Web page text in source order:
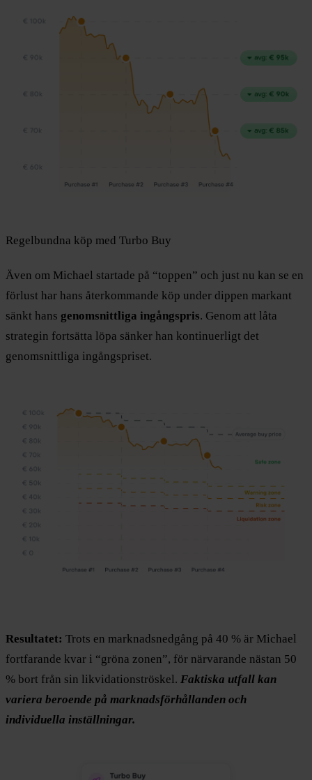
Regelbundna köp med Turbo Buy
Även om Michael startade på “toppen” och just nu kan se en
förlust har hans återkommande köp under dippen markant
sänkt hans genomsnittliga ingångspris. Genom att låta
strategin fortsätta löpa sänker han kontinuerligt det
genomsnittliga ingångspriset.
Resultatet: Trots en marknadsnedgång på 40 % är Michael
fortfarande kvar i “gröna zonen”, för närvarande nästan 50
% bort från sin likvidationströskel. Faktiska utfall kan
variera beroende på marknadsförhållanden och
individuella inställningar.